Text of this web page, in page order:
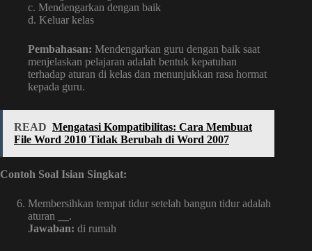
c. Mendengarkan dengan baik
d. Keluar kelas
Pembahasan: Mendengarkan guru dengan baik saat
menjelaskan pelajaran adalah bentuk kepatuhan
terhadap aturan di kelas dan menunjukkan rasa hormat
kepada guru.
READ Mengatasi Kompatibilitas: Cara Membuat
File Word 2010 Tidak Berubah di Word 2007
Contoh Soal Isian Singkat:
Membersihkan tempat tidur setelah bangun tidur adalah
aturan
.
Jawaban: di rumah